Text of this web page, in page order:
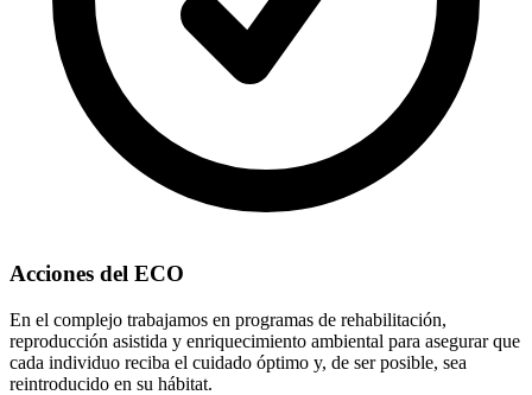
Acciones del ECO
En el complejo trabajamos en programas de rehabilitación,
reproducción asistida y enriquecimiento ambiental para asegurar que
cada individuo reciba el cuidado óptimo y, de ser posible, sea
reintroducido en su hábitat.